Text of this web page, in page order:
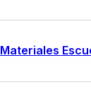
Materiales